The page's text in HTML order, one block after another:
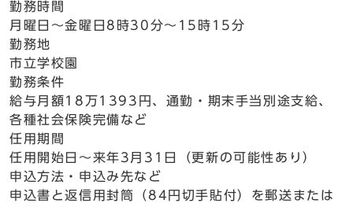
勤務時間
月曜日～金曜日8時30分～15時15分
勤務地
市立学校園
勤務条件
給与月額18万1393円、通勤・期末手当別途支給、
各種社会保険完備など
任用期間
任用開始日～来年3月31日（更新の可能性あり）
申込方法・申込み先など
申込書と返信用封筒（84円切手貼付）を郵送または